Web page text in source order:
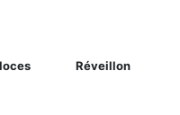
Réveillon